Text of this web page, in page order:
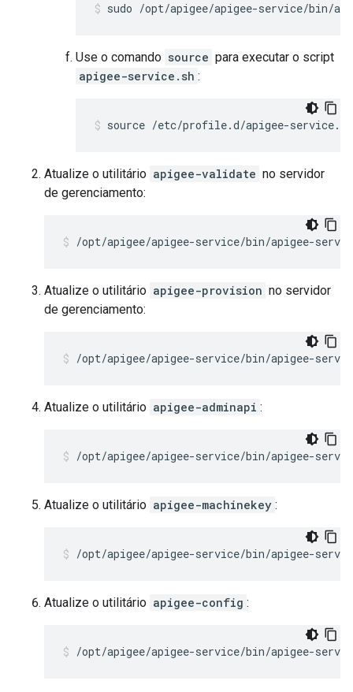
sudo /opt/apigee/apigee-service/bin/
Use o comando source para executar o script
apigee-service.sh :
source /etc/profile.d/apigee-service.sh
Atualize o utilitário apigee-validate no servidor
de gerenciamento:
/opt/apigee/apigee-service/bin/apigee-
Atualize o utilitário apigee-provision no servidor
de gerenciamento:
/opt/apigee/apigee-service/bin/apigee-
Atualize o utilitário apigee-adminapi :
/opt/apigee/apigee-service/bin/apigee-
Atualize o utilitário apigee-machinekey :
/opt/apigee/apigee-service/bin/apigee-
Atualize o utilitário apigee-config :
/opt/apigee/apigee-service/bin/apigee-